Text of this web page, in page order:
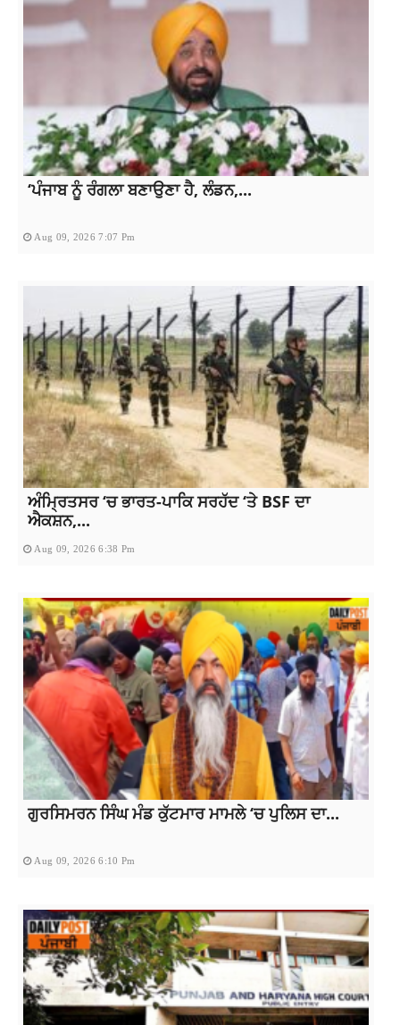
‘ਪੰਜਾਬ ਨੂੰ ਰੰਗਲਾ ਬਣਾਉਣਾ ਹੈ, ਲੰਡਨ,...
Aug 09, 2026 7:07 Pm
ਅੰਮ੍ਰਿਤਸਰ ‘ਚ ਭਾਰਤ-ਪਾਕਿ ਸਰਹੱਦ ‘ਤੇ BSF ਦਾ
ਐਕਸ਼ਨ,...
Aug 09, 2026 6:38 Pm
ਗੁਰਸਿਮਰਨ ਸਿੰਘ ਮੰਡ ਕੁੱਟਮਾਰ ਮਾਮਲੇ ‘ਚ ਪੁਲਿਸ ਦਾ...
Aug 09, 2026 6:10 Pm